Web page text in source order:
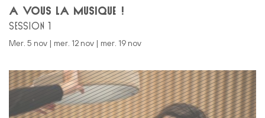
À VOUS LA MUSIQUE !
SESSION 1
mer. 5 nov | mer. 12 nov | mer. 19 nov